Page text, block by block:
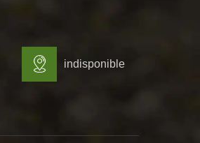
indisponible